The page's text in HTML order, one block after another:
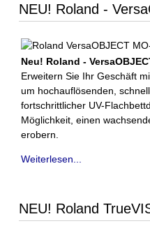
NEU! Roland -
Neu! Roland -
Erweitern Sie Ihr Geschäft
um hochauflösenden,
fortschrittlicher UV-
Möglichkeit, einen
erobern.
Weiterlesen...
NEU! Roland